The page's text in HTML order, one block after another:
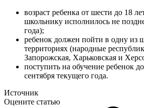
возраст ребенка от шести до 18
школьнику исполнилось не
года);
ребенок должен пойти в одну из
территориях (народные
Запорожская, Харьковская и
поступить на обучение ребенок
сентября текущего года.
Источник
Оцените статью